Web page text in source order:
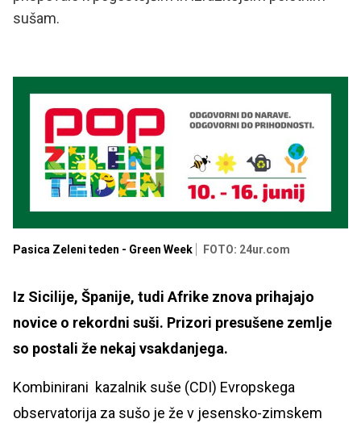
sušam.
Pasica Zeleni teden - Green Week FOTO: 24ur.com
Iz Sicilije, Španije, tudi Afrike znova prihajajo
novice o rekordni suši. Prizori presušene zemlje
so postali že nekaj vsakdanjega.
Kombinirani kazalnik suše (CDI) Evropskega
observatorija za sušo je že v jesensko-zimskem